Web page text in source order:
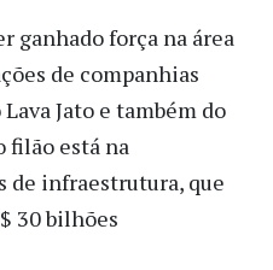
ganhado força na área
de companhias
Jato e também do
filão está na
de infraestrutura, que
30 bilhões